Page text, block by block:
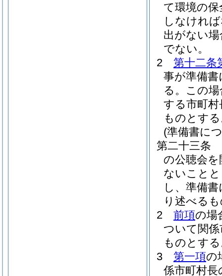
て環境の
しなけれ
出がない
でない。
2
第十二条
事が準備
る。 この
する市町
ものとす
(準備書に
第二十三条
の公聴会
ないこと
し、準備
り述べる
2
前項の場
ついて関
ものとす
3
第一項の
係市町村